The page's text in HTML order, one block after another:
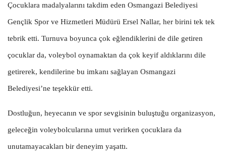
Çocuklara madalyalarını takdim eden Osmangazi Belediyesi
Gençlik Spor ve Hizmetleri Müdürü Ersel Nallar, her birini tek tek
tebrik etti. Turnuva boyunca çok eğlendiklerini de dile getiren
çocuklar da, voleybol oynamaktan da çok keyif aldıklarını dile
getirerek, kendilerine bu imkanı sağlayan Osmangazi
Belediyesi’ne teşekkür etti.
Dostluğun, heyecanın ve spor sevgisinin buluştuğu organizasyon,
geleceğin voleybolcularına umut verirken çocuklara da
unutamayacakları bir deneyim yaşattı.